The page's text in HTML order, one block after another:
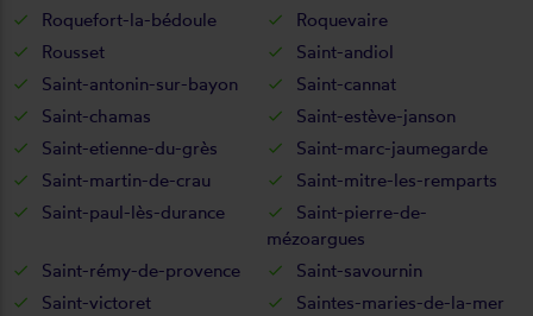
Roquefort-la-bédoule
Roquevaire
Rousset
Saint-andiol
Saint-antonin-sur-bayon
Saint-cannat
Saint-chamas
Saint-estève-janson
Saint-etienne-du-grès
Saint-marc-jaumegarde
Saint-martin-de-crau
Saint-mitre-les-remparts
Saint-paul-lès-durance
Saint-pierre-de-
mézoargues
Saint-rémy-de-provence
Saint-savournin
Saint-victoret
Saintes-maries-de-la-mer